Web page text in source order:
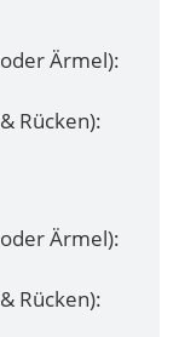
Ärmel):
Rücken):
Ärmel):
Rücken):